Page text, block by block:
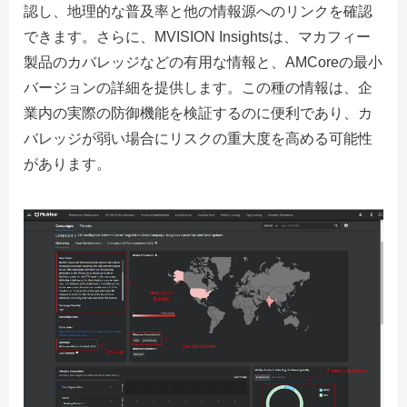
認し、地理的な普及率と他の情報源へのリンクを確認
できます。さらに、MVISION Insightsは、マカフィー
製品のカバレッジなどの有用な情報と、AMCoreの最小
バージョンの詳細を提供します。この種の情報は、企
業内の実際の防御機能を検証するのに便利であり、カ
バレッジが弱い場合にリスクの重大度を高める可能性
があります。